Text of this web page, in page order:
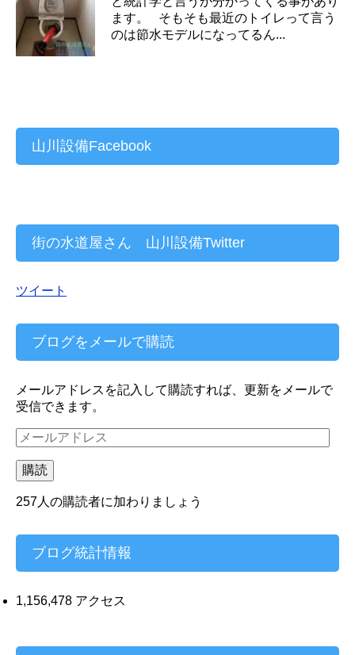
ます。 そもそも最近のトイレって言う
のは節水モデルになってるん...
山川設備Facebook
街の水道屋さん 山川設備Twitter
ツイート
ブログをメールで購読
メールアドレスを記入して購読すれば、更新をメールで
受信できます。
メ
ー
ル
ア
ド
ス
購読
257人の購読者に加わりましょう
ブログ統計情報
1,156,478 アクセス